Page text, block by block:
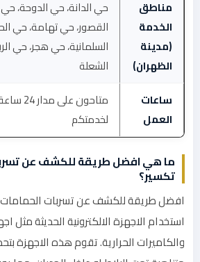
مناطق
الخدمة
(مدينة
الظهران)
حي الدانة، حي الدوحة،
القصور، حي تهامة، حي
السلمانية، حي هجر، حي
الشعلة
ساعات
العمل
متاحون
لخدمتكم
ما هي افضل طريقة للكشف عن
تكسير؟
افضل طريقة للكشف عن تسربات
استخدام الاجهزة الالكترونية الحديثة مثل
والكاميرات الحرارية. تقوم هذه الاجهزة